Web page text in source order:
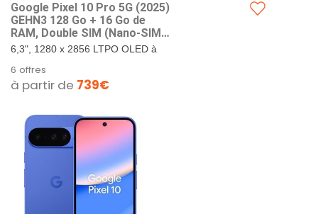
Google Pixel 10 Pro 5G (202​5)
GEHN3 128 Go + 16 Go de
RAM, Double SIM (Nano-SIM,
eSIM), Android 1​6 débloqué
en Usine Smartpho ne
(Porcelaine)
6,3", 1280 x 2856 LTPO OLED à
Glass Victus 2. 128 Go de
stockage + 16 Go de RAM.
6 offres
à partir de 739€